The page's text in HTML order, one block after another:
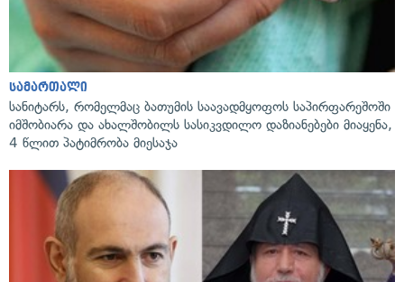
სამართალი
სანიტარს, რომელმაც ბათუმის საავადმყოფოს საპირფარეშოში
იმშობიარა და ახალშობილს სასიკვდილო დაზიანებები მიაყენა,
4 წლით პატიმრობა მიესაჯა